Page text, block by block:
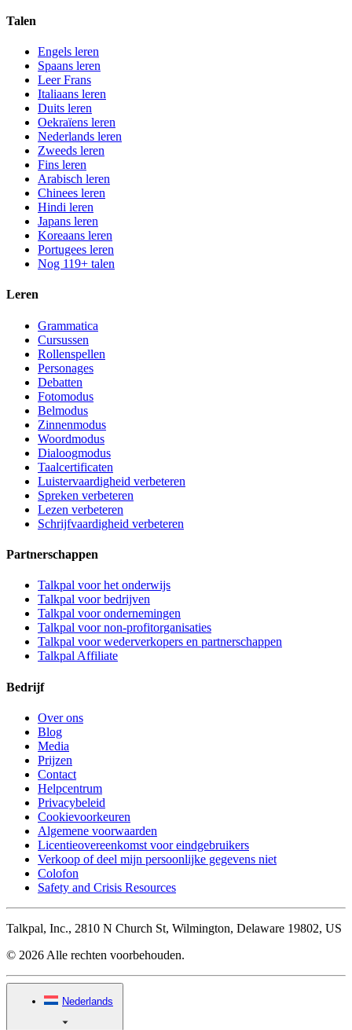
Talen
Engels leren
Spaans leren
Leer Frans
Italiaans leren
Duits leren
Oekraïens leren
Nederlands leren
Zweeds leren
Fins leren
Arabisch leren
Chinees leren
Hindi leren
Japans leren
Koreaans leren
Portugees leren
Nog 119+ talen
Leren
Grammatica
Cursussen
Rollenspellen
Personages
Debatten
Fotomodus
Belmodus
Zinnenmodus
Woordmodus
Dialoogmodus
Taalcertificaten
Luistervaardigheid verbeteren
Spreken verbeteren
Lezen verbeteren
Schrijfvaardigheid verbeteren
Partnerschappen
Talkpal voor het onderwijs
Talkpal voor bedrijven
Talkpal voor ondernemingen
Talkpal voor non-profitorganisaties
Talkpal voor wederverkopers en partnerschappen
Talkpal Affiliate
Bedrijf
Over ons
Blog
Media
Prijzen
Contact
Helpcentrum
Privacybeleid
Cookievoorkeuren
Algemene voorwaarden
Licentieovereenkomst voor eindgebruikers
Verkoop of deel mijn persoonlijke gegevens niet
Colofon
Safety and Crisis Resources
Talkpal, Inc., 2810 N Church St, Wilmington, Delaware 19802, US
© 2026 Alle rechten voorbehouden.
Nederlands